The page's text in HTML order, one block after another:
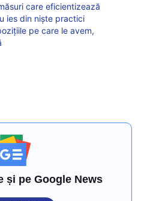
care eficientizează
ies din niște practici
pe care le avem,
și pe Google News